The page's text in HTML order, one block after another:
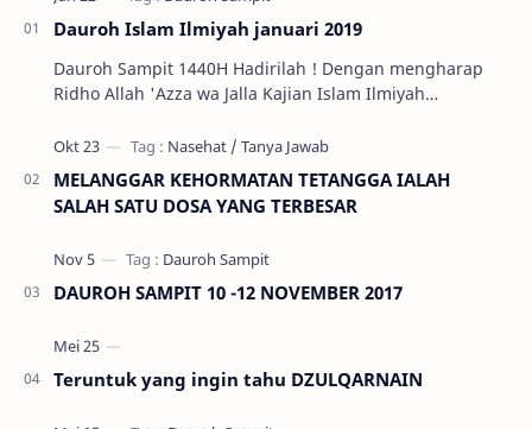
Dauroh Islam Ilmiyah januari 2019
Dauroh Sampit 1440H Hadirilah ! Dengan mengharap
Ridho Allah 'Azza wa Jalla Kajian Islam Ilmiyah
MELANGGAR KEHORMATAN TETANGGA IALAH
SALAH SATU DOSA YANG TERBESAR
DAUROH SAMPIT 10 -12 NOVEMBER 2017
Teruntuk yang ingin tahu DZULQARNAIN